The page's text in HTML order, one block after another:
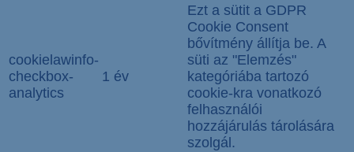
cookielawinfo-
checkbox-
analytics
1 év
Ezt a sütit a GDPR
Cookie Consent
bővítmény állítja be. A
süti az "Elemzés"
kategóriába tartozó
cookie-kra vonatkozó
felhasználói
hozzájárulás tárolására
szolgál.